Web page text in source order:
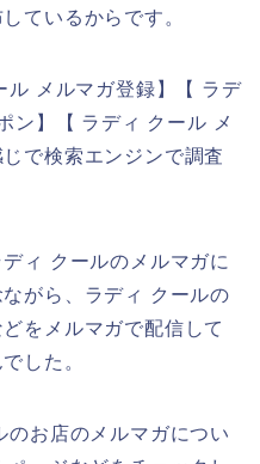
ているからです。
ル メルマガ登録】【 ラデ
ン】【 ラディ クール メ
で検索エンジンで調査
ィ クールのメルマガに
がら、ラディ クールの
をメルマガで配信して
した。
のお店のメルマガについ